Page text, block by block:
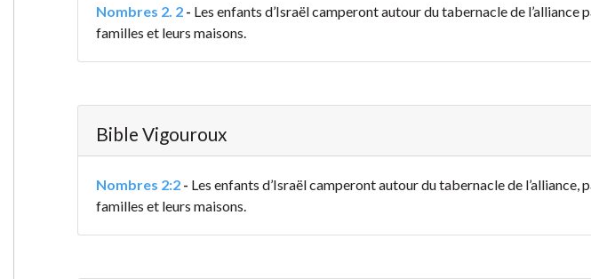
Nombres 2. 2- Les enfants d’Israël camperont autour du tabernacle de l’alliance
familles et leurs maisons.
Bible Vigouroux
Nombres 2:2- Les enfants d’Israël camperont autour du tabernacle de l’alliance,
familles et leurs maisons.